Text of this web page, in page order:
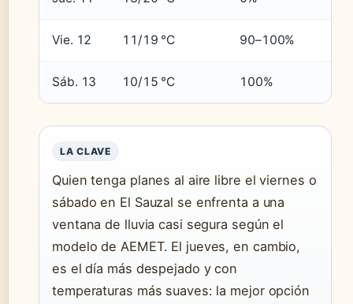
Vie. 12 11/19 °C 90–100%
Sáb. 13 10/15 °C 100%
LA CLAVE
Quien tenga planes al aire libre el viernes o
sábado en El Sauzal se enfrenta a una
ventana de lluvia casi segura según el
modelo de AEMET. El jueves, en cambio,
es el día más despejado y con
temperaturas más suaves: la mejor opción